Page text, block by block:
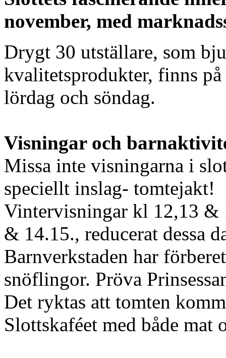
november, med
Drygt 30 utställare, som
kvalitetsprodukter, finns
lördag och söndag.
Visningar och
Missa inte visningarna i
speciellt inslag- tomtejakt!
Vintervisningar kl 12,13 &
& 14.15., reducerat dessa
Barnverkstaden har
snöflingor. Pröva
Det ryktas att tomten
Slottskaféet med både mat